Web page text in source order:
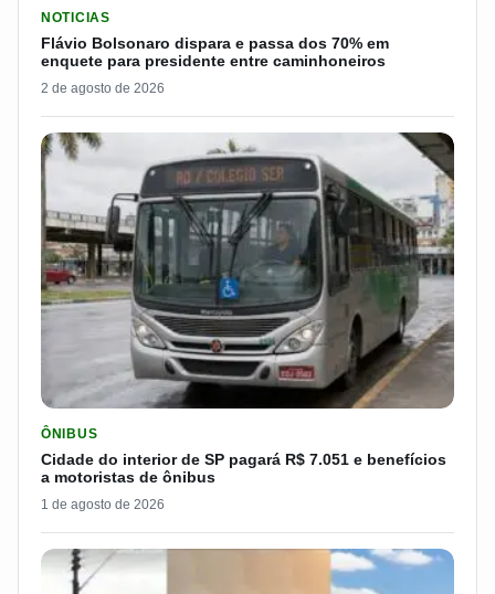
NOTICIAS
Flávio Bolsonaro dispara e passa dos 70% em
enquete para presidente entre caminhoneiros
2 de agosto de 2026
ÔNIBUS
Cidade do interior de SP pagará R$ 7.051 e benefícios
a motoristas de ônibus
1 de agosto de 2026